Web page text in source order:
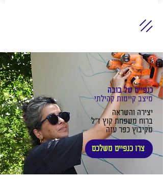
כנפיים של בובה
מיצב קיימות קהילתי
יצירה והשראה
ברוח משפחת קוץ ז״ל
מקיבוץ כפר עזה
צרו כנפיים משלכם